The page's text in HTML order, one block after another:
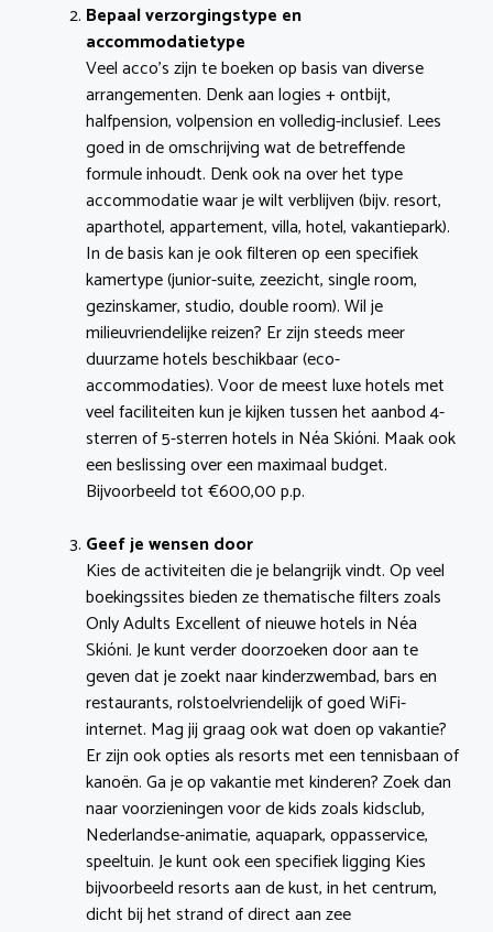
Bepaal verzorgingstype en
accommodatietype
Veel acco’s zijn te boeken op basis van diverse
arrangementen. Denk aan logies + ontbijt,
halfpension, volpension en volledig-inclusief. Lees
goed in de omschrijving wat de betreffende
formule inhoudt. Denk ook na over het type
accommodatie waar je wilt verblijven (bijv. resort,
aparthotel, appartement, villa, hotel, vakantiepark).
In de basis kan je ook filteren op een specifiek
kamertype (junior-suite, zeezicht, single room,
gezinskamer, studio, double room). Wil je
milieuvriendelijke reizen? Er zijn steeds meer
duurzame hotels beschikbaar (eco-
accommodaties). Voor de meest luxe hotels met
veel faciliteiten kun je kijken tussen het aanbod 4-
sterren of 5-sterren hotels in Néa Skióni. Maak ook
een beslissing over een maximaal budget.
Bijvoorbeeld tot €600,00 p.p.
Geef je wensen door
Kies de activiteiten die je belangrijk vindt. Op veel
boekingssites bieden ze thematische filters zoals
Only Adults Excellent of nieuwe hotels in Néa
Skióni. Je kunt verder doorzoeken door aan te
geven dat je zoekt naar kinderzwembad, bars en
restaurants, rolstoelvriendelijk of goed WiFi-
internet. Mag jij graag ook wat doen op vakantie?
Er zijn ook opties als resorts met een tennisbaan of
kanoën. Ga je op vakantie met kinderen? Zoek dan
naar voorzieningen voor de kids zoals kidsclub,
Nederlandse-animatie, aquapark, oppasservice,
speeltuin. Je kunt ook een specifiek ligging Kies
bijvoorbeeld resorts aan de kust, in het centrum,
dicht bij het strand of direct aan zee